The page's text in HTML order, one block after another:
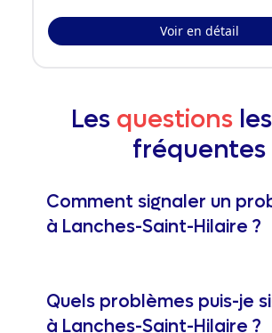
Voir en détail
Les questions
fréquentes
Comment signaler un
à Lanches-Saint-Hilaire ?
Quels problèmes puis-je
à Lanches-Saint-Hilaire ?